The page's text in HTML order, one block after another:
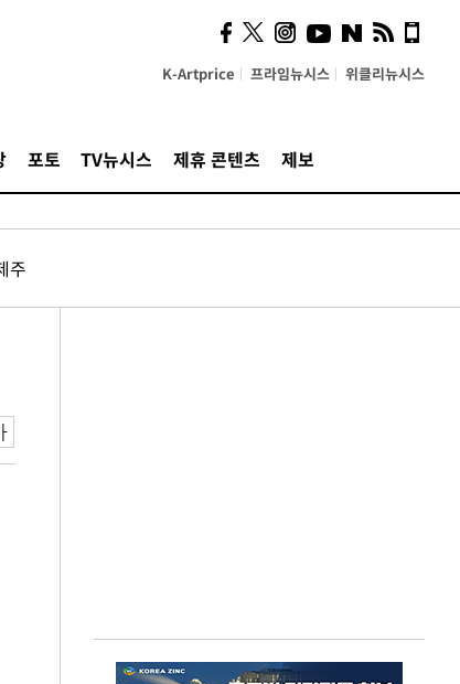
K-Artprice 프라임뉴시스 위클리뉴시스
포토 TV뉴시스 제휴 콘텐츠 제보
주